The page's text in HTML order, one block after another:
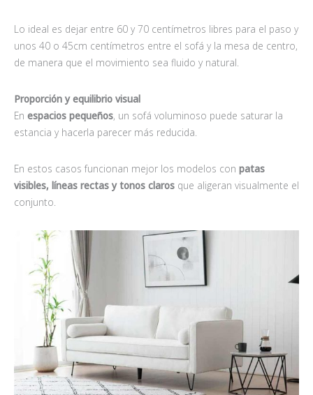
Lo ideal es dejar entre 60 y 70 centímetros libres para el paso y
unos 40 o 45cm centímetros entre el sofá y la mesa de centro,
de manera que el movimiento sea fluido y natural.
Proporción y equilibrio visual
En espacios pequeños, un sofá voluminoso puede saturar la
estancia y hacerla parecer más reducida.
En estos casos funcionan mejor los modelos con patas
visibles, líneas rectas y tonos claros que aligeran visualmente el
conjunto.